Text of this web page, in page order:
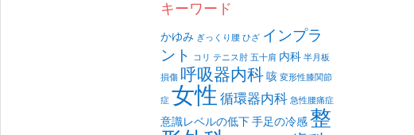
キーワード
かゆみ ぎっくり腰 ひざ インプラ
ント コリ テニス肘 五十肩 内科 半月板
損傷 呼吸器内科咳 変形性膝関節
症 女性循環器内科 急性腰痛症
意識レベルの低下手足の冷感整